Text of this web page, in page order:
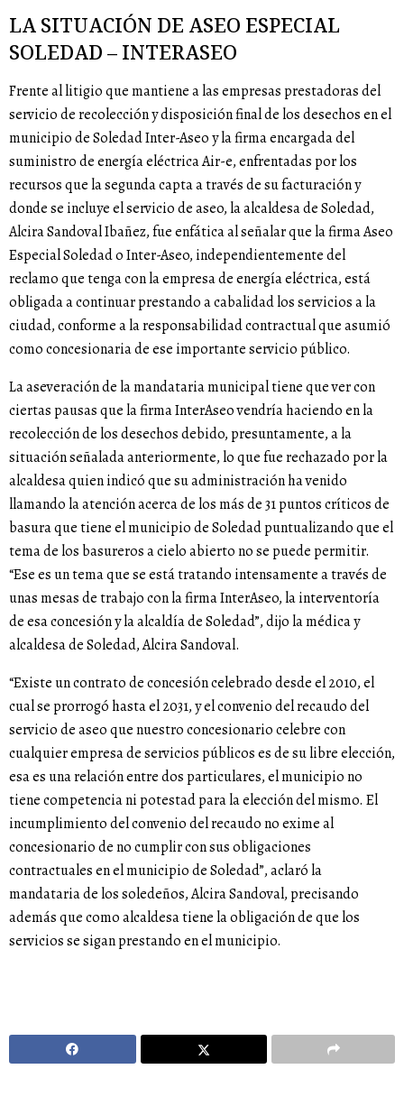
LA SITUACIÓN DE ASEO ESPECIAL
SOLEDAD – INTERASEO
Frente al litigio que mantiene a las empresas prestadoras del
servicio de recolección y disposición final de los desechos en el
municipio de Soledad Inter-Aseo y la firma encargada del
suministro de energía eléctrica Air-e, enfrentadas por los
recursos que la segunda capta a través de su facturación y
donde se incluye el servicio de aseo, la alcaldesa de Soledad,
Alcira Sandoval Ibañez, fue enfática al señalar que la firma Aseo
Especial Soledad o Inter-Aseo, independientemente del
reclamo que tenga con la empresa de energía eléctrica, está
obligada a continuar prestando a cabalidad los servicios a la
ciudad, conforme a la responsabilidad contractual que asumió
como concesionaria de ese importante servicio público.
La aseveración de la mandataria municipal tiene que ver con
ciertas pausas que la firma InterAseo vendría haciendo en la
recolección de los desechos debido, presuntamente, a la
situación señalada anteriormente, lo que fue rechazado por la
alcaldesa quien indicó que su administración ha venido
llamando la atención acerca de los más de 31 puntos críticos de
basura que tiene el municipio de Soledad puntualizando que el
tema de los basureros a cielo abierto no se puede permitir.
“Ese es un tema que se está tratando intensamente a través de
unas mesas de trabajo con la firma InterAseo, la interventoría
de esa concesión y la alcaldía de Soledad”, dijo la médica y
alcaldesa de Soledad, Alcira Sandoval.
“Existe un contrato de concesión celebrado desde el 2010, el
cual se prorrogó hasta el 2031, y el convenio del recaudo del
servicio de aseo que nuestro concesionario celebre con
cualquier empresa de servicios públicos es de su libre elección,
esa es una relación entre dos particulares, el municipio no
tiene competencia ni potestad para la elección del mismo. El
incumplimiento del convenio del recaudo no exime al
concesionario de no cumplir con sus obligaciones
contractuales en el municipio de Soledad”, aclaró la
mandataria de los soledeños, Alcira Sandoval, precisando
además que como alcaldesa tiene la obligación de que los
servicios se sigan prestando en el municipio.